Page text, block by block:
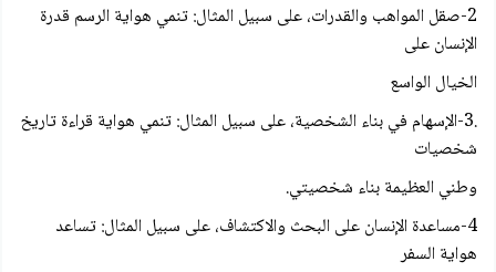
2-صقل المواهب والقدرات، على سبيل المثال: تنمي هواية الرسم قدرة
الإنسان على
الخيال الواسع
.3-الإسهام في بناء الشخصية، على سبيل المثال: تنمي هواية قراءة تاريخ
شخصيات
وطني العظيمة بناء شخصيتي.
4-مساعدة الإنسان على البحث والاكتشاف، على سبيل المثال: تساعد
هواية السفر